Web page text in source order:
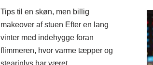
Tips til en skøn, men billig
makeover af stuen Efter en lang
vinter med indehygge foran
flimmeren, hvor varme tæpper og
stearinlys har været